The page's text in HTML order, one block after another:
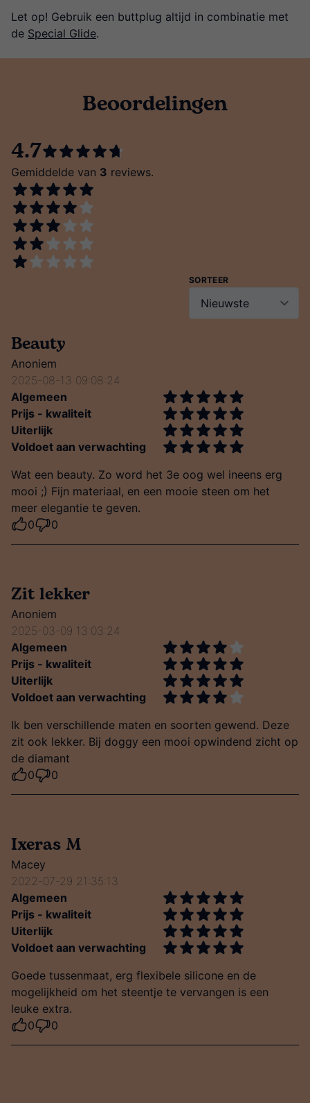
Let op! Gebruik een buttplug altijd in combinatie met
de Special Glide.
Beoordelingen
4.7
Gemiddelde van 3 reviews.
SORTEER
Beauty
Anoniem
2025-08-13 09:08:24
Algemeen
Prijs - kwaliteit
Uiterlijk
Voldoet aan verwachting
Wat een beauty. Zo word het 3e oog wel ineens erg
mooi ;) Fijn materiaal, en een mooie steen om het
meer elegantie te geven.
0
0
Zit lekker
Anoniem
2025-03-09 13:03:24
Algemeen
Prijs - kwaliteit
Uiterlijk
Voldoet aan verwachting
Ik ben verschillende maten en soorten gewend. Deze
zit ook lekker. Bij doggy een mooi opwindend zicht op
de diamant
0
0
Ixeras M
Macey
2022-07-29 21:35:13
Algemeen
Prijs - kwaliteit
Uiterlijk
Voldoet aan verwachting
Goede tussenmaat, erg flexibele silicone en de
mogelijkheid om het steentje te vervangen is een
leuke extra.
0
0